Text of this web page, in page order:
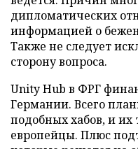
дипломатических
информацией о
Также не следует
сторону вопроса.
Unity Hub в ФРГ
Германии. Всего
подобных хабов, и их
европейцы. Плюс